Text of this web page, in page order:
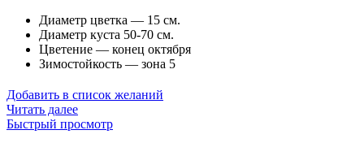
Диаметр цветка — 15 см.
Диаметр куста 50-70 см.
Цветение — конец октября
Зимостойкость — зона 5
Добавить в список желаний
Читать далее
Быстрый просмотр